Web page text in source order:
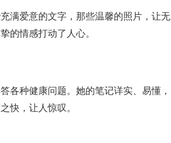
满爱意的文字，那些温馨的照片，让无
的情感打动了人心。
各种健康问题。她的笔记详实、易懂，
快，让人惊叹。